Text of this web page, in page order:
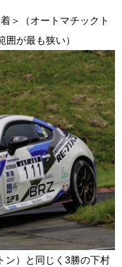
＞（オートマチックト
が最も狭い）
ン）と同じく3勝の下村